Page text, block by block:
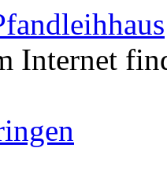
Internet